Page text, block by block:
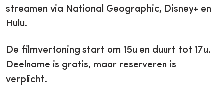
streamen via National Geographic, Disney+ en
Hulu.
De filmvertoning start om 15u en duurt tot 17u.
Deelname is gratis, maar reserveren is
verplicht.